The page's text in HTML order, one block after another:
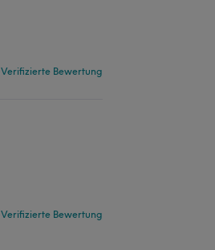
Verifizierte Bewertung
Verifizierte Bewertung